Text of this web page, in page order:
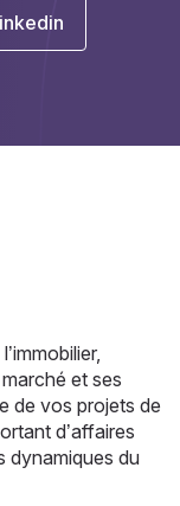
et ses
de vos projets de
d’affaires
dynamiques du